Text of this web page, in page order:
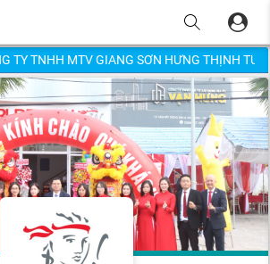
TY TNHH MTV GIANG SƠN HƯNG THỊNH